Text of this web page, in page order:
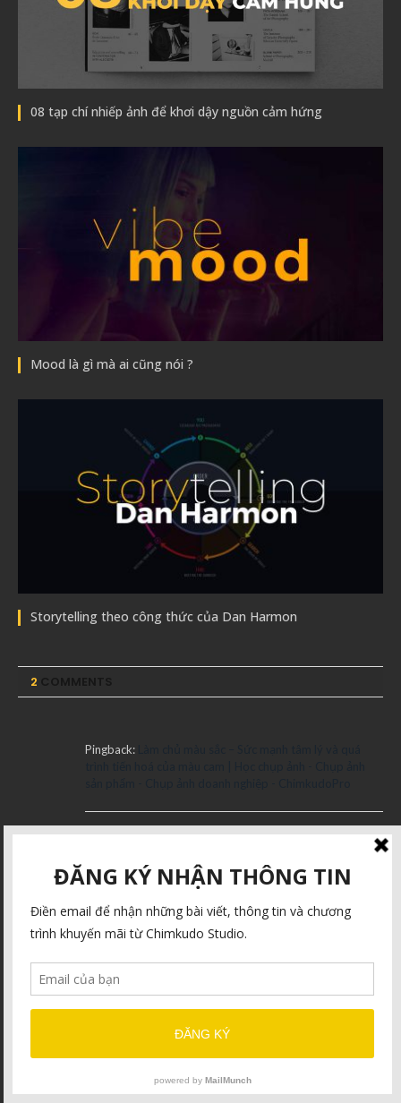
08 tạp chí nhiếp ảnh để khơi dậy nguồn cảm hứng
Mood là gì mà ai cũng nói ?
Storytelling theo công thức của Dan Harmon
2
Pingback:
Pingback:Tương phản trong bố cục | Thư viện nhiếp ảnh